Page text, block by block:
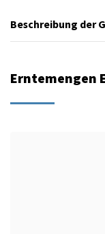
Beschreibung der
Erntemengen